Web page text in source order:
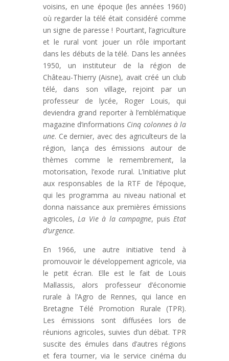
voisins, en une époque (les années 1960)
où regarder la télé était considéré comme
un signe de paresse ! Pourtant, l’agriculture
et le rural vont jouer un rôle important
dans les débuts de la télé. Dans les années
1950, un instituteur de la région de
Château-Thierry (Aisne), avait créé un club
télé, dans son village, rejoint par un
professeur de lycée, Roger Louis, qui
deviendra grand reporter à l’emblématique
magazine d’informations Cinq colonnes à la
une. Ce dernier, avec des agriculteurs de la
région, lança des émissions autour de
thèmes comme le remembrement, la
motorisation, l’exode rural. L’initiative plut
aux responsables de la RTF de l’époque,
qui les programma au niveau national et
donna naissance aux premières émissions
agricoles,La Vie à la campagne, puisEtat
d’urgence.
En 1966, une autre initiative tend à
promouvoir le développement agricole, via
le petit écran. Elle est le fait de Louis
Mallassis, alors professeur d’économie
rurale à l’Agro de Rennes, qui lance en
Bretagne Télé Promotion Rurale (TPR).
Les émissions sont diffusées lors de
réunions agricoles, suivies d’un débat. TPR
suscite des émules dans d’autres régions
et fera tourner, via le service cinéma du